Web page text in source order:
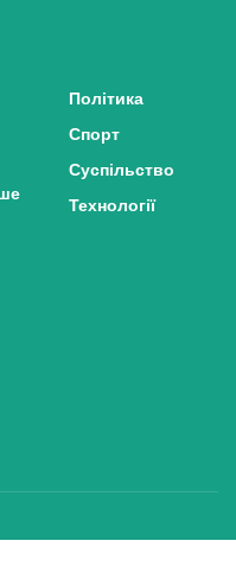
Політика
Спорт
Суспільство
Технології
даних